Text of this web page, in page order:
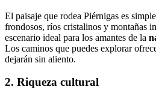
El paisaje que rodea Piérnigas es
frondosos, ríos cristalinos y montañas
escenario ideal para los amantes de la
Los caminos que puedes explorar
dejarán sin aliento.
2. Riqueza cultural